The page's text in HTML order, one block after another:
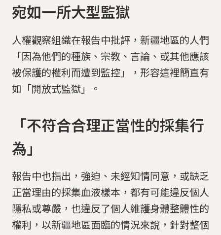
宛如一所大型監獄
人權觀察組織在報告中批評，新疆地區的人們
「因為他們的種族、宗教、言論、或其他應該
被保護的權利而遭到監控」，形容這裡簡直有
如「開放式監獄」。
「不符合合理正當性的採集行
為」
報告中也指出，強迫、未經知情同意，或缺乏
正當理由的採集血液樣本，都有可能違反個人
隱私或尊嚴，也違反了個人維護身體整體性的
權利，以新疆地區面臨的情況來說，針對整個